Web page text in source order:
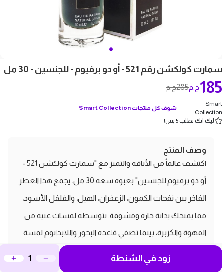
سمارت كولكشن رقم 521 - أو دو برفيوم - للجنسين - 30 مل
285ج.م 185ج.م
Smart
Collection
شوف كل منتجاتSmart Collection
ليك انك تطلب 5 بس!
وصف المنتج
اكتشف عالماً من الأناقة والتميز مع "سمارت كولكشن 521 -
أو دو برفيوم للجنسين" بعبوة سعة 30 مل. يجمع هذا العطر
الفاخر بين نفحات الكمون، الزعفران، الهيل، والفلفل الأسود،
مما يمنحك بداية حارة ومشوقة. تتوسطه لمسات غنية من
القهوة والكزبرة، بينما تضفي قاعدة البخور واللابدانوم لمسة
من العمق والأناقة. تمتزج روائح الياسمين، إبرة الراعي، والعود
مع لمحات من البتولا، خشب الأرز، والمسك، لتخلق تجربة
زود في الشنطة